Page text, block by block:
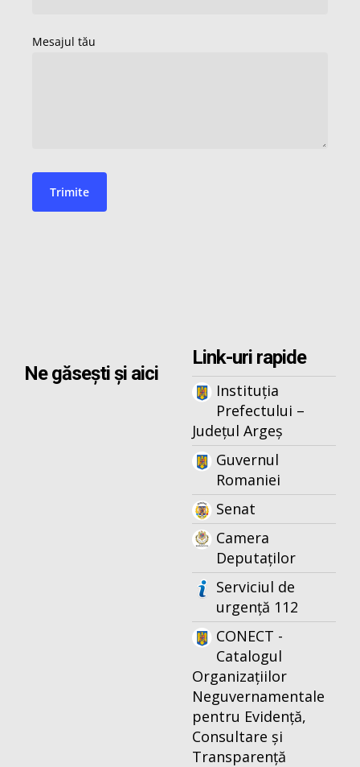
Ne găsești și aici
Link-uri rapide
Instituția
Prefectului –
Județul Argeș
Guvernul
Romaniei
Senat
Camera
Deputaților
Serviciul de
urgență 112
CONECT -
Catalogul
Organizațiilor
Neguvernamentale
pentru Evidență,
Consultare și
Transparență